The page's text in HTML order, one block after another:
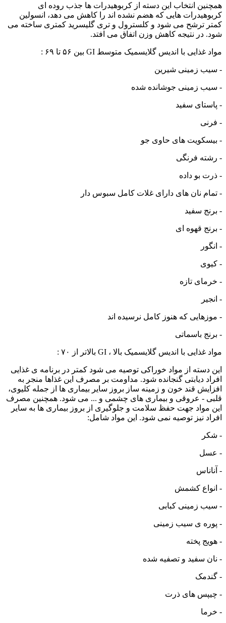
همچنین انتخاب این دسته از کربوهیدرات ها جذب روده ای
کربوهیدرات هایی که هضم نشده اند را کاهش می دهد، انسولین
کمتر ترشح می شود و کلسترول و تری گلیسرید کمتری ساخته می
شود. در نتیجه کاهش وزن اتفاق می افتد.
مواد غذایی با اندیس گلایسمیک متوسط GI بین ۵۶ تا ۶۹ :
- سیب زمینی شیرین
- سیب زمینی جوشانده شده
- پاستای سفید
- فرنی
- بیسکویت های حاوی جو
- رشته فرنگی
- ذرت بو داده
- تمام نان های دارای غلات کامل سبوس دار
- برنج سفید
- برنج قهوه ای
- انگور
- کیوی
- خرمای تازه
- انجیر
- موزهایی که هنوز کامل نرسیده اند
- برنج باسماتی
مواد غذایی با اندیس گلایسمیک بالا ، GI بالاتر از ۷۰ :
این دسته از مواد خوراکی توصیه می شود کمتر در برنامه ی غذایی
افراد دیابتی گنجانده شود. مداومت بر مصرف این غذاها منجر به
افزایش قند خون و زمینه ساز بروز سایر بیماری ها از جمله کلیوی،
قلبی - عروقی و بیماری های چشمی و ... می شود. همچنین مصرف
این مواد جهت حفظ سلامت و جلوگیری از بروز بیماری ها به سایر
افراد نیز توصیه نمی شود. این مواد شامل:
- شکر
- عسل
- آناناس
- انواع کشمش
- سیب زمینی کبابی
- پوره ی سیب زمینی
- هویج پخته
- نان سفید و تصفیه شده
- گندمک
- چیپس های ذرت
- خرما